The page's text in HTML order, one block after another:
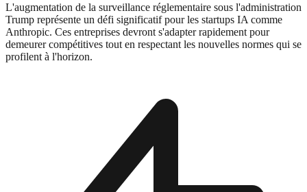
L'augmentation de la surveillance réglementaire sous l'administration
Trump représente un défi significatif pour les startups IA comme
Anthropic. Ces entreprises devront s'adapter rapidement pour
demeurer compétitives tout en respectant les nouvelles normes qui se
profilent à l'horizon.